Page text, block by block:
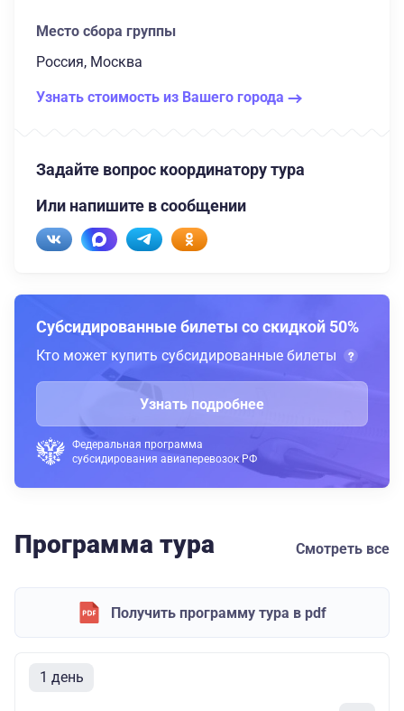
Место сбора группы
Россия, Москва
Узнать стоимость из Вашего города
Задайте вопрос координатору тура
Или напишите в сообщении
Субсидированные билеты со скидкой 50%
Кто может купить субсидированные билеты
Узнать подробнее
Федеральная программа
субсидирования авиаперевозок РФ
Программа тура Смотреть все
Получить программу тура в pdf
1 день